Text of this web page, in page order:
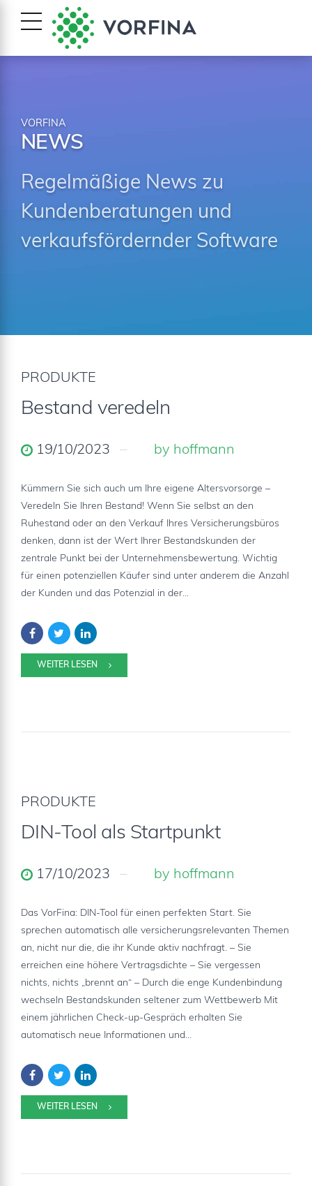
VORFINA
NEWS
Regelmäßige News zu
Kundenberatungen und
verkaufsfördernder Software
PRODUKTE
Bestand veredeln
19/10/2023 by hoffmann
Kümmern Sie sich auch um Ihre eigene Altersvorsorge –
Veredeln Sie Ihren Bestand! Wenn Sie selbst an den
Ruhestand oder an den Verkauf Ihres Versicherungsbüros
denken, dann ist der Wert Ihrer Bestandskunden der
zentrale Punkt bei der Unternehmensbewertung. Wichtig
für einen potenziellen Käufer sind unter anderem die Anzahl
der Kunden und das Potenzial in der...
WEITER LESEN
PRODUKTE
DIN-Tool als Startpunkt
17/10/2023 by hoffmann
Das VorFina: DIN-Tool für einen perfekten Start. Sie
sprechen automatisch alle versicherungsrelevanten Themen
an, nicht nur die, die ihr Kunde aktiv nachfragt. – Sie
erreichen eine höhere Vertragsdichte – Sie vergessen
nichts, nichts „brennt an“ – Durch die enge Kundenbindung
wechseln Bestandskunden seltener zum Wettbewerb Mit
einem jährlichen Check-up-Gespräch erhalten Sie
automatisch neue Informationen und...
WEITER LESEN